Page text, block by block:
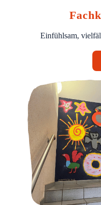
Einfühlsam,